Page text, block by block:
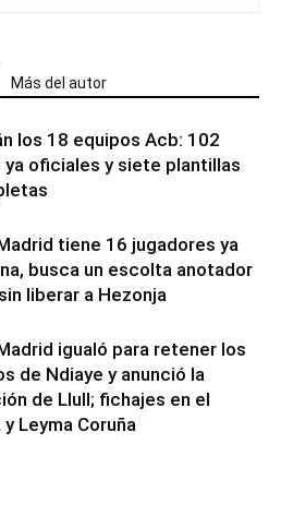
Más del autor
los 18 equipos Acb: 102
ya oficiales y siete plantillas
tiene 16 jugadores ya
busca un escolta anotador
liberar a Hezonja
igualó para retener los
de Ndiaye y anunció la
de Llull; fichajes en el
Leyma Coruña